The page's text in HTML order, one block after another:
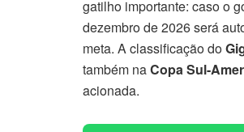
gatilho importante: caso o
dezembro de 2026 será
meta. A classificação do
também naCopa Sul-
acionada.